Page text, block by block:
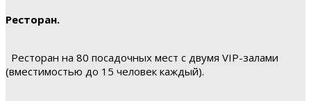
Ресторан.
Ресторан на 80 посадочных мест с двумя VIP-залами
(вместимостью до 15 человек каждый).